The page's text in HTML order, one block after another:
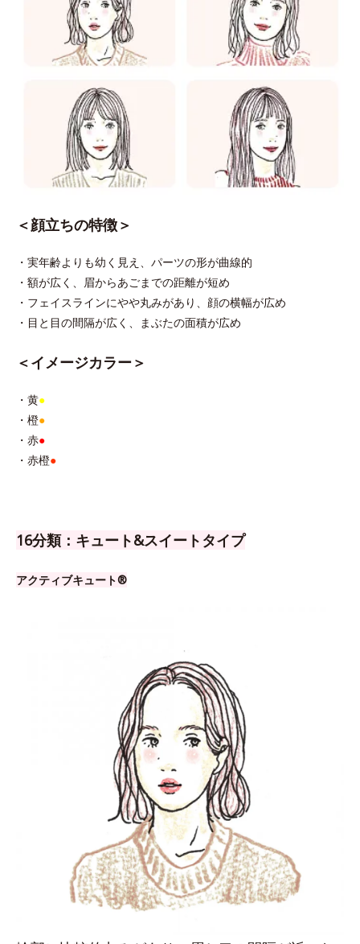
＜顔立ちの特徴＞
・実年齢よりも幼く見え、パーツの形が曲線的
・額が広く、眉からあごまでの距離が短め
・フェイスラインにやや丸みがあり、顔の横幅が広め
・目と目の間隔が広く、まぶたの面積が広め
＜イメージカラー＞
・黄●
・橙●
・赤●
・赤橙●
16分類：キュート&スイートタイプ
アクティブキュート®